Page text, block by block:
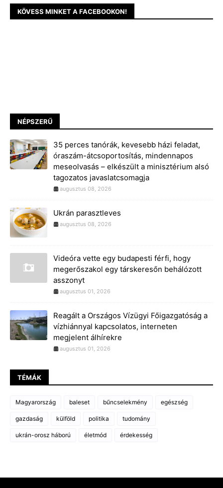
KÖVESS MINKET A FACEBOOKON!
NÉPSZERŰ
35 perces tanórák, kevesebb házi feladat,
óraszám-átcsoportosítás, mindennapos
meseolvasás – elkészült a minisztérium alsó
tagozatos javaslatcsomagja
augusztus 08, 2026
Ukrán parasztleves
augusztus 08, 2026
Videóra vette egy budapesti férfi, hogy
megerőszakol egy társkeresőn behálózott
asszonyt
augusztus 01, 2026
Reagált a Országos Vízügyi Főigazgatóság a
vízhiánnyal kapcsolatos, interneten
megjelent álhírekre
augusztus 01, 2026
TÉMÁK
Magyarország baleset bűncselekmény egészség
gazdaság külföld politika tudomány
ukrán-orosz háború életmód érdekesség